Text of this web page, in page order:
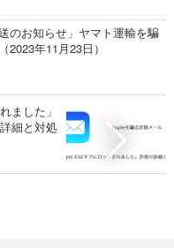
のお知らせ」ヤマト運輸を騙
2023年11月23日）
ました」
細と対処